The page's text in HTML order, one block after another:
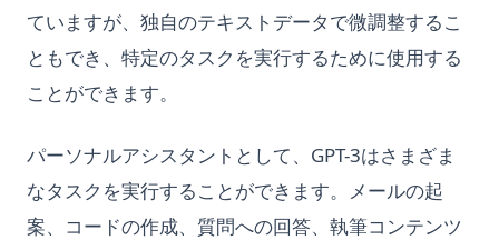
ていますが、独自のテキストデータで微調整するこ
ともでき、特定のタスクを実行するために使用する
ことができます。
パーソナルアシスタントとして、GPT-3はさまざま
なタスクを実行することができます。メールの起
案、コードの作成、質問への回答、執筆コンテンツ